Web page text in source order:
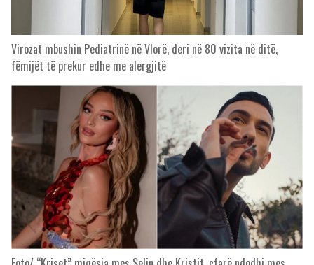
Virozat mbushin Pediatrinë në Vlorë, deri në 80 vizita në ditë,
fëmijët të prekur edhe me alergjitë